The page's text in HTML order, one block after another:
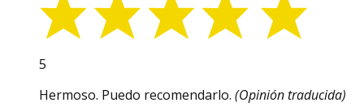
5
Hermoso. Puedo recomendarlo. (Opinión traducida)